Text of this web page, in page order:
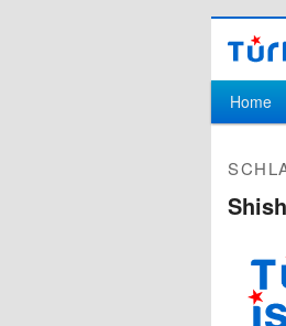
Hauptmenü
Zum
Zum
Home